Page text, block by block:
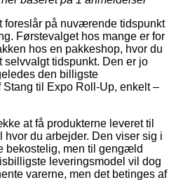
foreslår på nuværende tidspunkt
Førstevalget hos mange er for
hos en pakkeshop, hvor du
selvvalgt tidspunkt. Den er jo
den billigste
Stang til Expo Roll-Up, enkelt –
at få produkterne leveret til
du arbejder. Den viser sig i
bekostelig, men til gengæld
leveringsmodel vil dog
varerne, men det betinges af